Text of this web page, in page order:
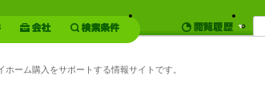
ーム購入をサポートする情報サイトです。